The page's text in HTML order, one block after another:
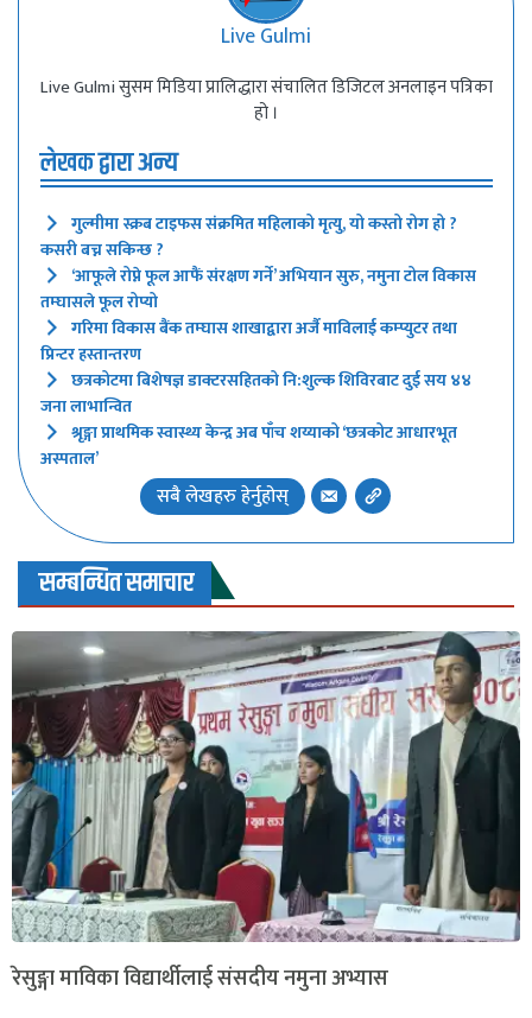
Live Gulmi
Live Gulmi सुसम मिडिया प्रालिद्धारा संचालित डिजिटल अनलाइन पत्रिका
हो ।
लेखक द्वारा अन्य
गुल्मीमा स्क्रब टाइफस संक्रमित महिलाको मृत्यु, यो कस्तो रोग हो ?
कसरी बच्न सकिन्छ ?
‘आफूले रोप्ने फूल आफैं संरक्षण गर्ने’ अभियान सुरु, नमुना टोल विकास
तम्घासले फूल रोप्यो
गरिमा विकास बैंक तम्घास शाखाद्वारा अर्जै माविलाई कम्प्युटर तथा
प्रिन्टर हस्तान्तरण
छत्रकोटमा बिशेषज्ञ डाक्टरसहितको नि:शुल्क शिविरबाट दुई सय ४४
जना लाभान्वित
श्रृङ्गा प्राथमिक स्वास्थ्य केन्द्र अब पाँच शय्याको ‘छत्रकोट आधारभूत
अस्पताल’
सबै लेखहरु हेर्नुहोस्
सम्बन्धित समाचार
रेसुङ्गा माविका विद्यार्थीलाई संसदीय नमुना अभ्यास